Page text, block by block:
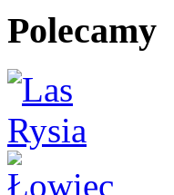
Polecamy